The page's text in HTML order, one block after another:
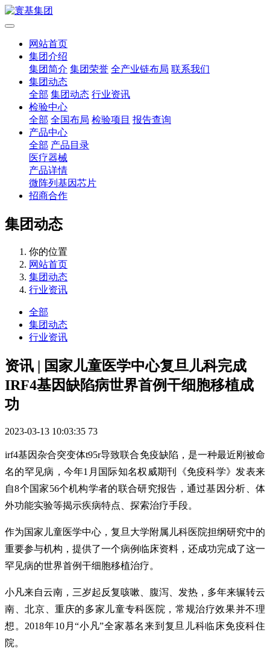
网站首页
集团介绍
集团简介 集团荣誉 全产业链布局 联系我们
集团动态
全部 集团动态 行业资讯
检验中心
全部 全国布局 检验项目 报告查询
产品中心
全部 产品目录
医疗器械
产品详情
微阵列基因芯片
招商合作
集团动态
你的位置
网站首页
集团动态
行业资讯
全部
集团动态
行业资讯
资讯 | 国家儿童医学中心复旦儿科完成
IRF4基因缺陷病世界首例干细胞移植成
功
2023-03-13 10:03:35 73
irf4基因杂合突变体t95r导致联合免疫缺陷，是一种最近刚被命
名的罕见病，今年1月国际知名权威期刊《免疫科学》发表来
自8个国家56个机构学者的联合研究报告，通过基因分析、体
外功能实验等揭示疾病特点、探索治疗手段。
作为国家儿童医学中心，复旦大学附属儿科医院担纲研究中的
重要参与机构，提供了一个病例临床资料，还成功完成了这一
罕见病的世界首例干细胞移植治疗。
小凡来自云南，三岁起反复咳嗽、腹泻、发热，多年来辗转云
南、北京、重庆的多家儿童专科医院，常规治疗效果并不理
想。2018年10月“小凡”全家慕名来到复旦儿科临床免疫科住
院。